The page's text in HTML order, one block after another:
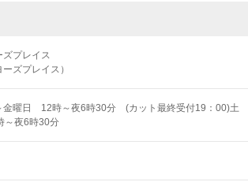
ズプレイス
ーズプレイス）
金曜日 12時～夜6時30分 (カット最終受付19：00)土
夜6時30分